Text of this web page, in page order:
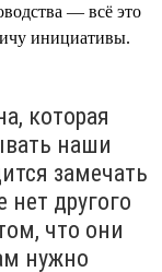
— всё это
инициативы.
которая
наши
замечать
другого
что они
нужно